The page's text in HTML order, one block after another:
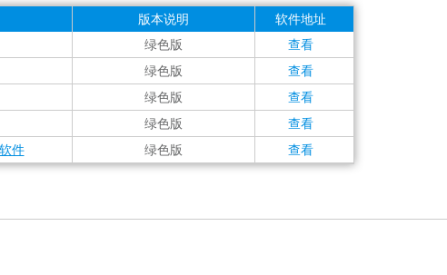
版本说明
软件地址
绿色版
查看
绿色版
查看
绿色版
查看
绿色版
查看
件
绿色版 查看